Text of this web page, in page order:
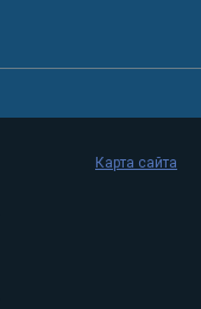
Карта сайта